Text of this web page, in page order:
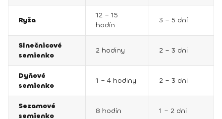
Ryža
12 – 15
hodín
3 – 5 dní
Slnečnicové
semienko
2 hodiny 2 – 3 dni
Dyňové
semienko
1 – 4 hodiny 2 – 3 dni
Sezamové
semienko
8 hodín 1 – 2 dni